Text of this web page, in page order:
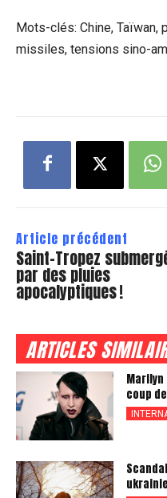
Mots-clés: Chine, Taïwan,
missiles, tensions sino-
Article précédent
Saint-Tropez
par des pluies
apocalyptiques !
ARTICLES
Marilyn
coup